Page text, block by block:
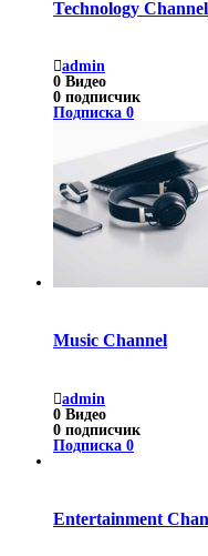
Technology Channel
admin
0 Видео
0 подписчик
Подписка 0
Music Channel
admin
0 Видео
0 подписчик
Подписка 0
Entertainment